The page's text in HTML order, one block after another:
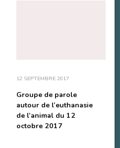
12 SEPTEMBRE 2017
Groupe de parole
autour de l’euthanasie
de l’animal du 12
octobre 2017